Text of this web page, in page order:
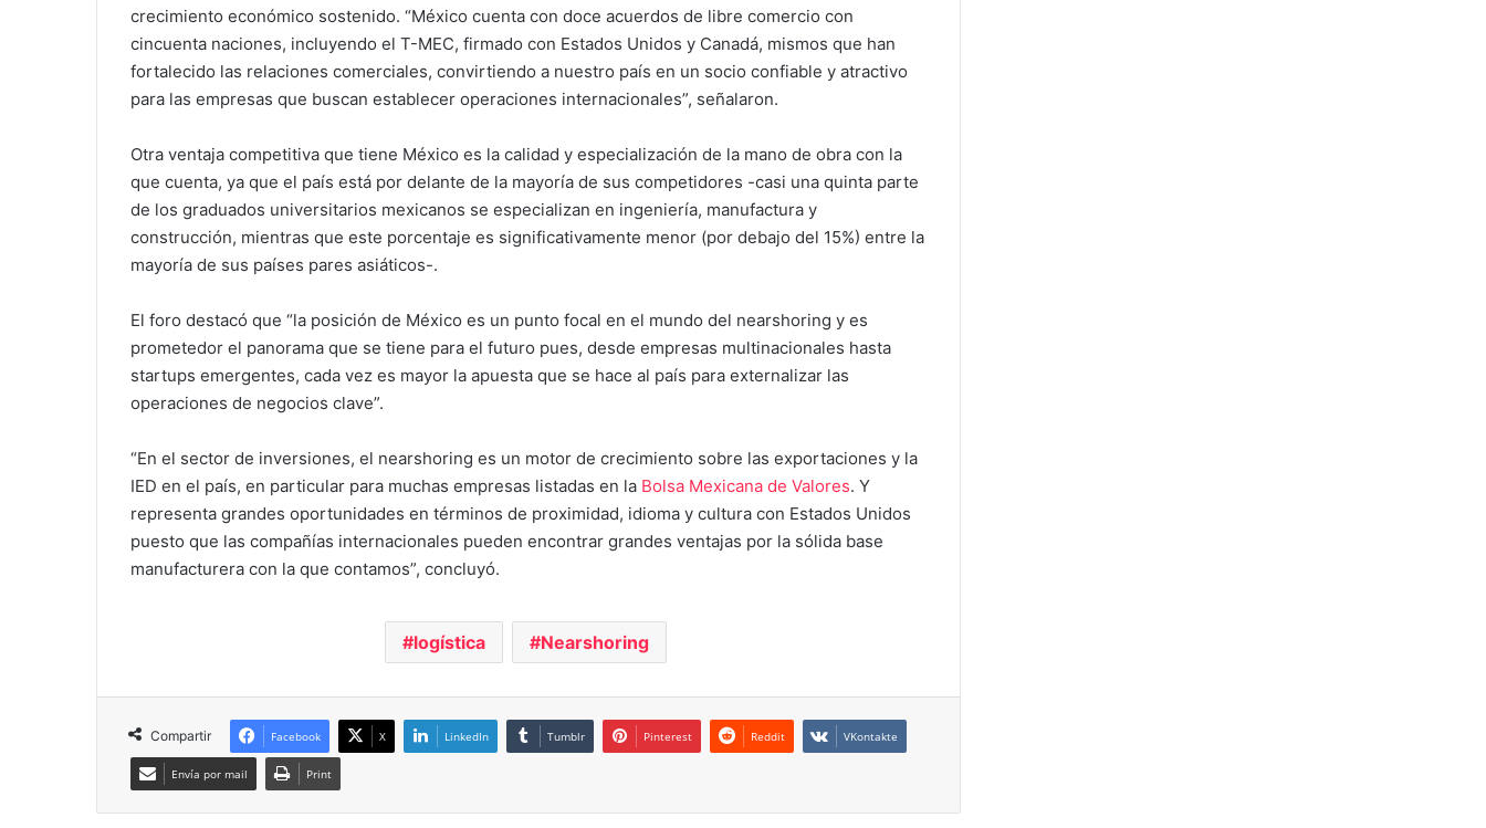
crecimiento económico sostenido. “México cuenta con doce acuerdos de libre comercio con
cincuenta naciones, incluyendo el T-MEC, firmado con Estados Unidos y Canadá, mismos que han
fortalecido las relaciones comerciales, convirtiendo a nuestro país en un socio confiable y atractivo
para las empresas que buscan establecer operaciones internacionales”, señalaron.
Otra ventaja competitiva que tiene México es la calidad y especialización de la mano de obra con la
que cuenta, ya que el país está por delante de la mayoría de sus competidores -casi una quinta parte
de los graduados universitarios mexicanos se especializan en ingeniería, manufactura y
construcción, mientras que este porcentaje es significativamente menor (por debajo del 15%) entre la
mayoría de sus países pares asiáticos-.
El foro destacó que “la posición de México es un punto focal en el mundo del nearshoring y es
prometedor el panorama que se tiene para el futuro pues, desde empresas multinacionales hasta
startups emergentes, cada vez es mayor la apuesta que se hace al país para externalizar las
operaciones de negocios clave”.
“En el sector de inversiones, el nearshoring es un motor de crecimiento sobre las exportaciones y la
IED en el país, en particular para muchas empresas listadas en la Bolsa Mexicana de Valores. Y
representa grandes oportunidades en términos de proximidad, idioma y cultura con Estados Unidos
puesto que las compañías internacionales pueden encontrar grandes ventajas por la sólida base
manufacturera con la que contamos”, concluyó.
logística Nearshoring
Compartir Facebook X LinkedIn Tumblr Pinterest Reddit VKontakte
Envía por mail Print